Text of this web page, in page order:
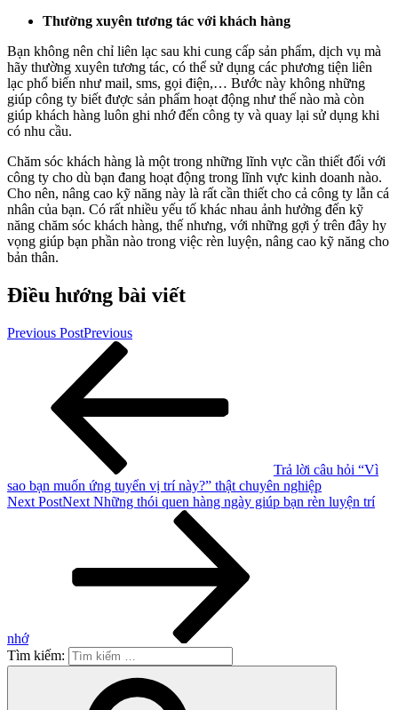
Thường xuyên tương tác với khách hàng
Bạn không nên chỉ liên lạc sau khi cung cấp sản phẩm, dịch vụ mà
hãy thường xuyên tương tác, có thể sử dụng các phương tiện liên
lạc phổ biến như mail, sms, gọi điện,… Bước này không những
giúp công ty biết được sản phẩm hoạt động như thế nào mà còn
giúp khách hàng luôn ghi nhớ đến công ty và quay lại sử dụng khi
có nhu cầu.
Chăm sóc khách hàng là một trong những lĩnh vực cần thiết đối với
công ty cho dù bạn đang hoạt động trong lĩnh vực kinh doanh nào.
Cho nên, nâng cao kỹ năng này là rất cần thiết cho cả công ty lẫn cá
nhân của bạn. Có rất nhiều yếu tố khác nhau ảnh hưởng đến kỹ
năng chăm sóc khách hàng, thế nhưng, với những gợi ý trên đây hy
vọng giúp bạn phần nào trong việc rèn luyện, nâng cao kỹ năng cho
bản thân.
Điều hướng bài viết
Previous PostPrevious
Trả lời câu hỏi “Vì
sao bạn muốn ứng tuyển vị trí này?” thật chuyên nghiệp
Next PostNext Những thói quen hàng ngày giúp bạn rèn luyện trí
nhớ
Tìm kiếm: